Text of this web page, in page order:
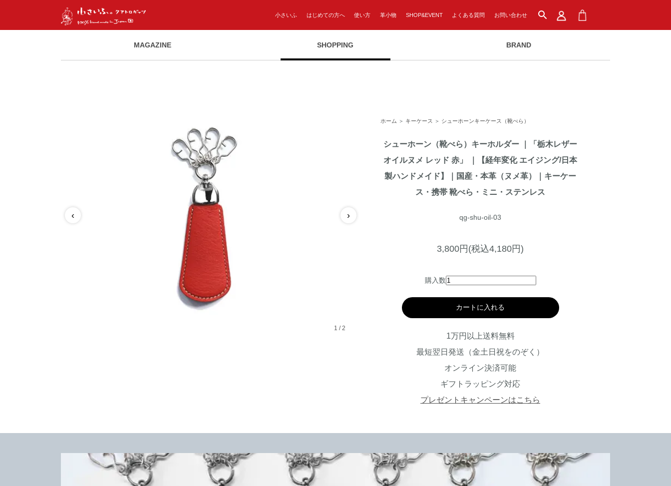
小さいふ はじめての方へ 使い方 革小物 SHOP&EVENT よくある質問 お問い合わせ search
MAGAZINE SHOPPING BRAND
‹ ›
1 /2
ホーム ＞ キーケース ＞ シューホーンキーケース（靴べら）
シューホーン（靴べら）キーホルダー ｜「栃木レザー
オイルヌメ レッド 赤」 ｜【経年変化 エイジング/日本
製ハンドメイド】｜国産・本革（ヌメ革）｜キーケー
ス・携帯 靴べら・ミニ・ステンレス
qg-shu-oil-03
3,800円(税込4,180円)
購入数
カートに入れる
1万円以上送料無料
最短翌日発送（金土日祝をのぞく）
オンライン決済可能
ギフトラッピング対応
プレゼントキャンペーンはこちら